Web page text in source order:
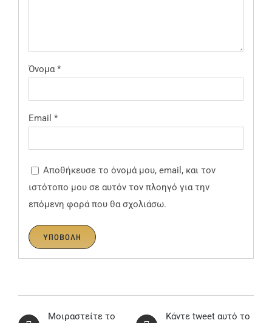
Όνομα *
Email *
Αποθήκευσε το όνομά μου, email, και τον
ιστότοπο μου σε αυτόν τον πλοηγό για την
επόμενη φορά που θα σχολιάσω.
Μοιραστείτε το
Κάντε tweet αυτό το